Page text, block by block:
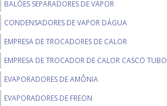
BALÕES SEPARADORES DE VAPOR
CONDENSADORES DE VAPOR DÁGUA
EMPRESA DE TROCADORES DE CALOR
EMPRESA DE TROCADOR DE CALOR CASCO TUBO
EVAPORADORES DE AMÔNIA
EVAPORADORES DE FREON